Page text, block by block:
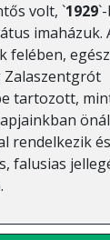
volt, `1929
imaházuk.
felében,
Zalaszentgrót
tartozott,
rendelkezik és
falusias